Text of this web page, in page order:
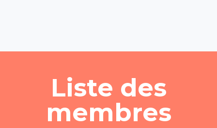
Liste des
membres